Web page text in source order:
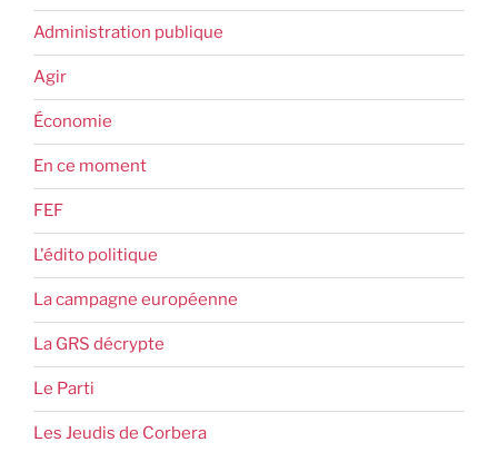
Administration publique
Agir
Économie
En ce moment
FEF
L'édito politique
La campagne européenne
La GRS décrypte
Le Parti
Les Jeudis de Corbera